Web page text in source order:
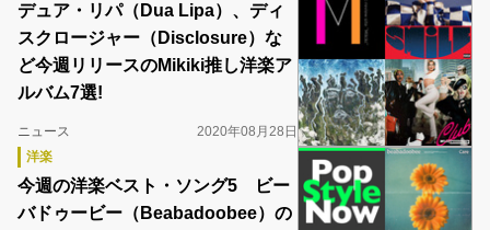
デュア・リパ（Dua Lipa）、ディ
スクロージャー（Disclosure）な
ど今週リリースのMikiki推し洋楽ア
ルバム7選!
ニュース
2020年08月28日
洋楽
今週の洋楽ベスト・ソング5 ビー
バドゥービー（Beabadoobee）の